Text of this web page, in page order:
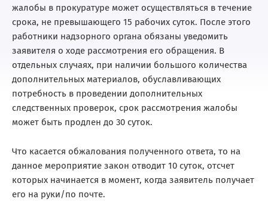
жалобы в прокуратуре может осуществляться в течение
срока, не превышающего 15 рабочих суток. После этого
работники надзорного органа обязаны уведомить
заявителя о ходе рассмотрения его обращения. В
отдельных случаях, при наличии большого количества
дополнительных материалов, обуславливающих
потребность в проведении дополнительных
следственных проверок, срок рассмотрения жалобы
может быть продлен до 30 суток.
Что касается обжалования полученного ответа, то на
данное мероприятие закон отводит 10 суток, отсчет
которых начинается в момент, когда заявитель получает
его на руки/по почте.